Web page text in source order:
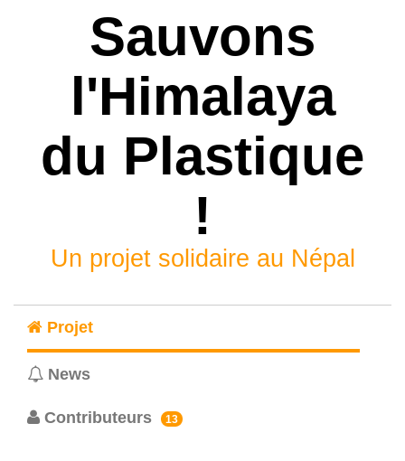
Sauvons
l'Himalaya
du Plastique
!
Un projet solidaire au Népal
Projet
News
Contributeurs 13